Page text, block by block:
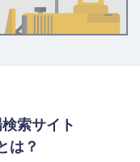
索サイト
は？